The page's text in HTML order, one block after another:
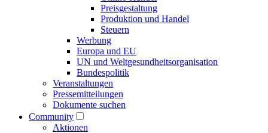
Preisgestaltung
Produktion und Handel
Steuern
Werbung
Europa und EU
UN und Welt­gesundheits­organisation
Bundespolitik
Veranstaltungen
Presse­mitteilungen
Dokumente suchen
Community
Aktionen